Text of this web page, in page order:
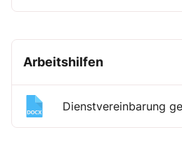
Arbeitshilfen
Dienstvereinbarung